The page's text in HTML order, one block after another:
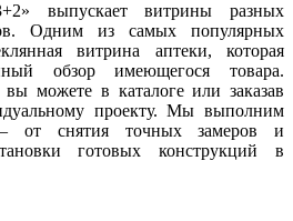
выпускает витрины разных
Одним из самых популярных
витрина аптеки, которая
обзор имеющегося товара.
можете в каталоге или заказав
проекту. Мы выполним
от снятия точных замеров и
готовых конструкций в